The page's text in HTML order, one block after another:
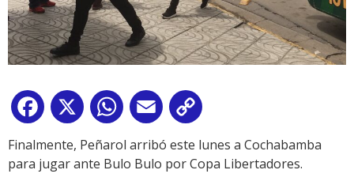
Facebook
X WhatsApp
Email
Link
Finalmente, Peñarol arribó este lunes a Cochabamba
para jugar ante Bulo Bulo por Copa Libertadores.